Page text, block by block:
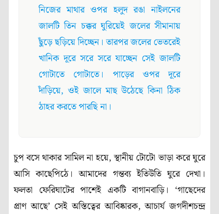
নিজের মাথার ওপর হলুদ রঙা নাইলনের
জালটি তিন চক্কর ঘুরিয়েই জলের সীমানায়
ছুঁড়ে ছড়িয়ে দিচ্ছেন। তারপর জলের ভেতরেই
খানিক দূরে সরে সরে যাচ্ছেন সেই জালটি
গোটাতে গোটাতে। পাড়ের ওপর দূরে
দাঁড়িয়ে, ওই জালে মাছ উঠেছে কিনা ঠিক
ঠাহর করতে পারছি না।
চুপ বসে থাকার সামিল না হয়ে, স্থানীয় টোটো ভাড়া করে ঘুরে
আসি কাছেপিঠে। আমাদের গন্তব্য ইতিউতি ঘুরে দেখা।
ফলতা ফেরিঘাটের পাশেই একটি বাগানবাড়ি। ‘গাছেদের
প্রাণ আছে’ সেই অস্তিত্বের আবিষ্কারক, আচার্য জগদীশচন্দ্র